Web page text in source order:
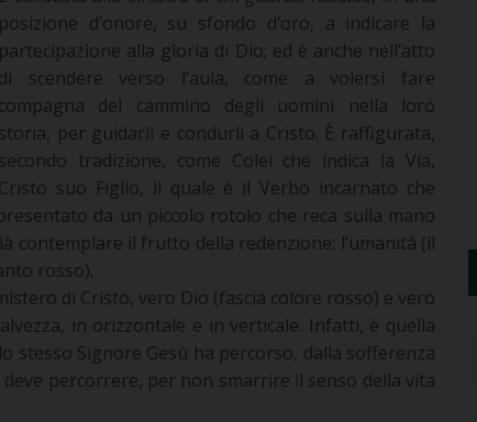
posizione d’onore, su sfondo d’oro, a indicare la
partecipazione alla gloria di Dio; ed è anche nell’atto
di scendere verso l’aula, come a volersi fare
compagna del cammino degli uomini nella loro
storia, per guidarli e condurli a Cristo. È raffigurata,
secondo tradizione, come Colei che indica la Via,
Cristo suo Figlio, il quale è il Verbo incarnato che
da un piccolo rotolo che reca sulla mano
contemplare il frutto della redenzione: l’umanità (il
rosso).
di Cristo, vero Dio (fascia colore rosso) e vero
in orizzontale e in verticale. Infatti, è quella
stesso Signore Gesù ha percorso, dalla sofferenza
percorrere, per non smarrire il senso della vita